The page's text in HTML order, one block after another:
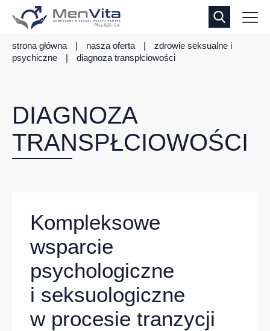
strona główna | nasza oferta |
zdrowie seksualne i
psychiczne
| diagnoza transpłciowości
DIAGNOZA
TRANSPŁCIOWOŚCI
Kompleksowe
wsparcie
psychologiczne
i seksuologiczne
w procesie tranzycji